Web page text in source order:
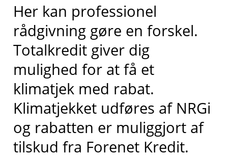
Her kan professionel
rådgivning gøre en forskel.
Totalkredit giver dig
mulighed for at få et
klimatjek med rabat.
Klimatjekket udføres af NRGi
og rabatten er muliggjort af
tilskud fra Forenet Kredit.